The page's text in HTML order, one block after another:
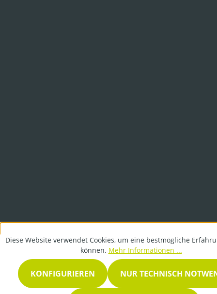
Diese Website verwendet Cookies, um eine bestmögliche
können. Mehr Informationen ...
NUR TECHNISCH
KONFIGURIEREN